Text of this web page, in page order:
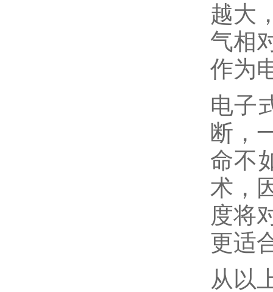
越大
气相
作为
电子
断，
命不
术，
度将
更适
从以